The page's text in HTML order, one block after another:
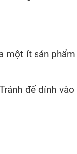
một ít sản
để dính